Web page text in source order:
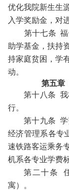
优化我院新生生
入学奖励金，对
第十七条 福州
助学基金，扶持
持家庭贫困，学
动。
第五章
第十八条 我
行。
第十九条 学
经济管理系各专
速铁路客运乘务
机系各专业学费
第二十条
寓）。